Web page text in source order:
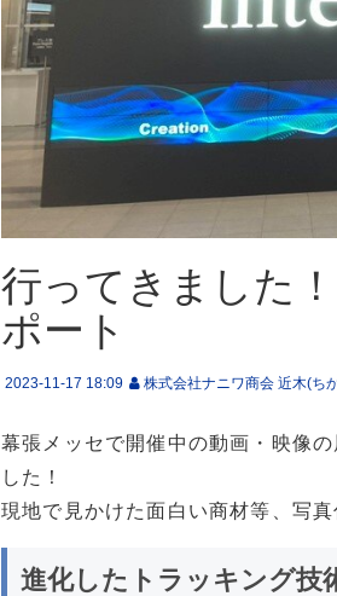
行ってきました
ポート
2023-11-17 18:09 株式会社ナニワ商会 近木(ち
幕張メッセで開催中の動画・映像
した！
現地で見かけた面白い商材等、写
進化したトラッキング技